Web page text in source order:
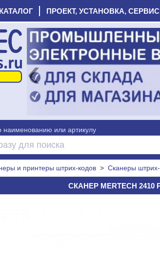
КАТАЛОГ ПРОЕКТ, УСТАНОВКА, СЕРВИС
‹
наименованию или артикулу
и принтеры штрих-кодов > Сканеры
СКАНЕР MERTECH 2410